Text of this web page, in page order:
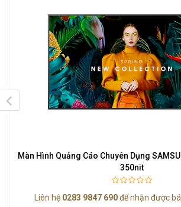
Màn Hình Quảng Cáo Chuyên Dụng
350nit
Liên hệ 0283 9847 690để nhận được